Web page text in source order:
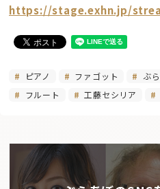
https://stage.exhn.jp/
ピアノ ファゴット
ぶ
フルート
工藤セシリア